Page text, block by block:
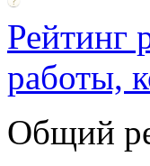
Рейтинг
работы,
Общий